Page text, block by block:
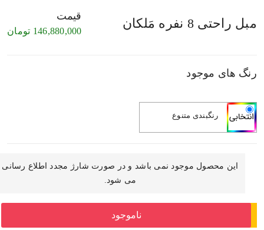
مبل راحتی 8 نفره مَلکان قیمت
146,880,000 تومان
رنگ های موجود
رنگبندی متنوع
این محصول موجود نمی باشد و در صورت شارژ مجدد اطلاع رسانی
می شود.
ناموجود